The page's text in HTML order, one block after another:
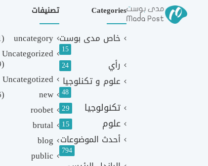
Categories
خاص مدى بوست
15
رأي 24
علوم و تكنلوجيا
48
تكنولوجيا 29
علوم 15
أحدث الموضوعات
794
تصنيفات
uncategory
(11)
Uncategorized
(29)
Uncategotized
new
(46)
roobet
brutal
blog
public